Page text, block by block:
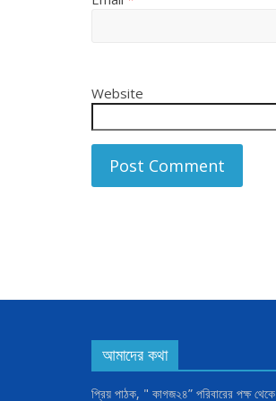
Website
আমাদের কথা
প্রিয় পাঠক, " কাগজ২৪” পরিবারের পক্ষ